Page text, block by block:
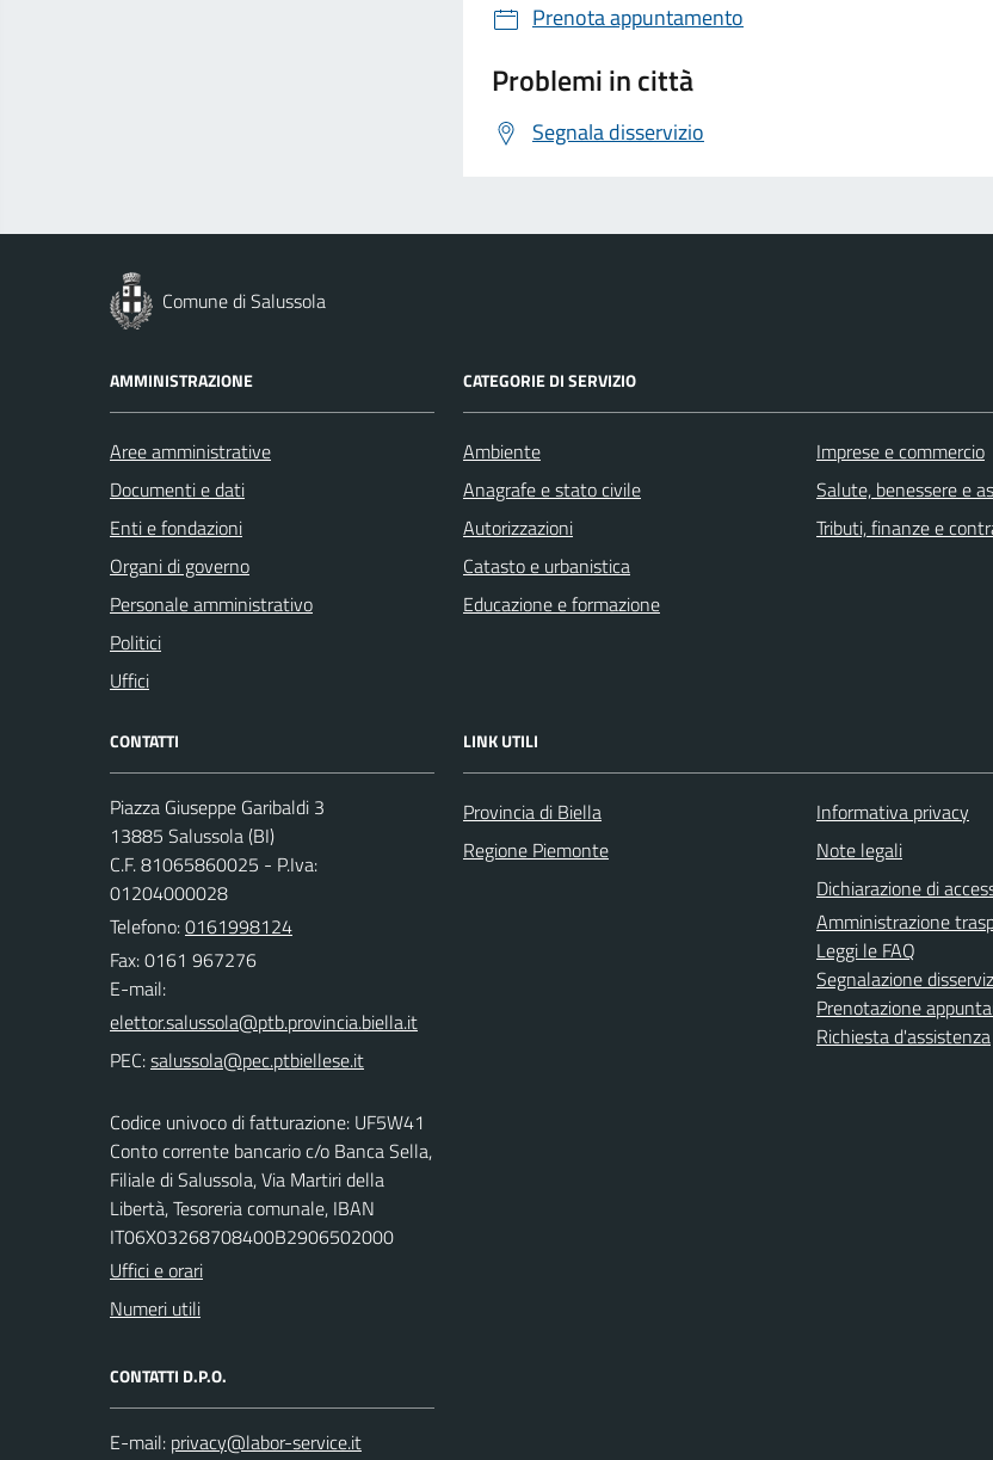
Prenota appuntamento
Problemi in città
Segnala disservizio
Comune di Salussola
AMMINISTRAZIONE
Aree amministrative
Documenti e dati
Enti e fondazioni
Organi di governo
Personale amministrativo
Politici
Uffici
CATEGORIE DI SERVIZIO
Ambiente
Anagrafe e stato civile
Autorizzazioni
Catasto e urbanistica
Educazione e formazione
Imprese e commercio
Salute, benessere e
Tributi, finanze e
CONTATTI
Piazza Giuseppe Garibaldi 3
13885 Salussola (BI)
C.F. 81065860025 - P.Iva:
01204000028
Telefono:0161998124
Fax: 0161 967276
E-mail:
PEC:
Codice univoco di fatturazione: UF5W41
Conto corrente bancario c/o Banca Sella,
Filiale di Salussola, Via Martiri della
Libertà, Tesoreria comunale, IBAN
IT06X03268708400B2906502000
Uffici e orari
Numeri utili
CONTATTI D.P.O.
E-mail:
LINK UTILI
Provincia di Biella
Regione Piemonte
Informativa privacy
Note legali
Dichiarazione di
Amministrazione
Leggi le FAQ
Segnalazione
Prenotazione
Richiesta d'assistenza